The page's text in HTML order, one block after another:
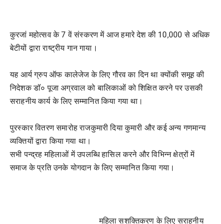
कुरजां महोत्सव के 7 वें संस्करण में आज हमारे देश की 10,000 से अधिक
बेटीयों द्वारा राष्ट्रीय गान गाया।
यह आर्य ग्रुप ऑफ कालेजेज के लिए गौरव का दिन था क्योंकी समूह की
निदेशक डॉ० पूजा अग्रवाल को बालिकाओं को शिक्षित करने पर उसकी
सराहनीय कार्य के लिए सम्मानित किया गया था।
पुरस्कार वितरण समारोह राजकुमारी दिया कुमारी और कई अन्य गणमान्य
व्यक्तियों द्वारा किया गया था।
सभी पन्द्रह महिलाओं में उपलब्धि हासिल करने और विभिन्न क्षेत्रों में
समाज के प्रति उनके योगदान के लिए सम्मानित किया गया।
महिला सशक्तिकरण के लिए सराहनीय